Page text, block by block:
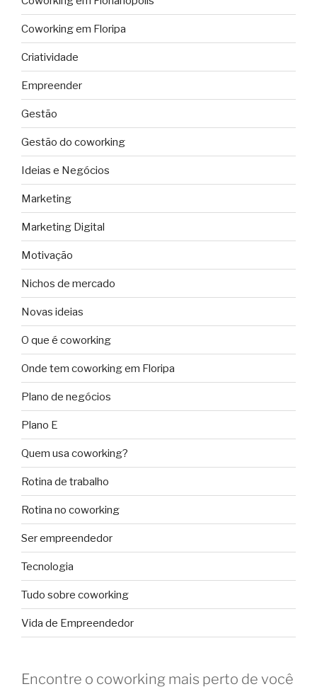
Coworking em Floripa
Criatividade
Empreender
Gestão
Gestão do coworking
Ideias e Negócios
Marketing
Marketing Digital
Motivação
Nichos de mercado
Novas ideias
O que é coworking
Onde tem coworking em Floripa
Plano de negócios
Plano E
Quem usa coworking?
Rotina de trabalho
Rotina no coworking
Ser empreendedor
Tecnologia
Tudo sobre coworking
Vida de Empreendedor
Encontre o coworking mais perto de você